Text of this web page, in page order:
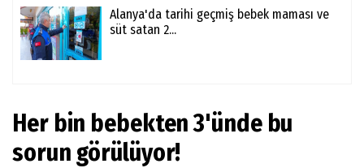
Alanya'da tarihi geçmiş bebek maması ve
süt satan 2...
Her bin bebekten 3'ünde bu
sorun görülüyor!